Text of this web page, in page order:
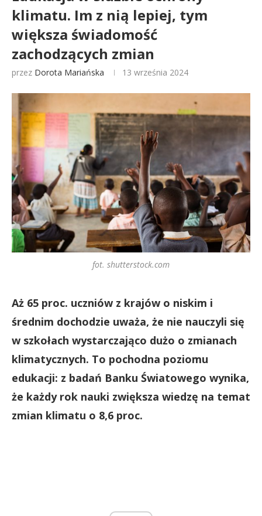
klimatu. Im z nią lepiej, tym
większa świadomość
zachodzących zmian
przez Dorota Mariańska 13 września 2024
fot. shutterstock.com
Aż 65 proc. uczniów z krajów o niskim i
średnim dochodzie uważa, że nie nauczyli się
w szkołach wystarczająco dużo o zmianach
klimatycznych. To pochodna poziomu
edukacji: z badań Banku Światowego wynika,
że każdy rok nauki zwiększa wiedzę na temat
zmian klimatu o 8,6 proc.